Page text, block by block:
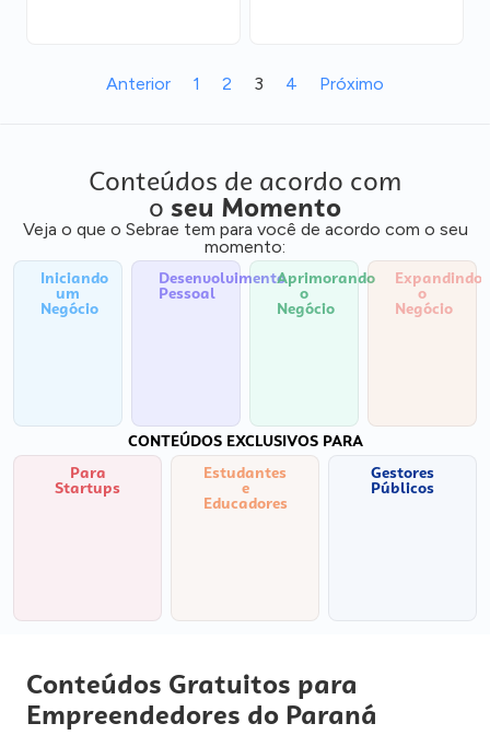
Anterior 1 2 3 4 Próximo
Conteúdos de acordo com
o seu Momento
Veja o que o Sebrae tem para você de acordo com o seu
momento:
Iniciando
um
Negócio
Desenvolvimento
Pessoal
Aprimorando
o
Negócio
Expandindo
o
Negócio
CONTEÚDOS EXCLUSIVOS PARA
Para
Startups
Estudantes
e
Educadores
Gestores
Públicos
Conteúdos Gratuitos para
Empreendedores do Paraná